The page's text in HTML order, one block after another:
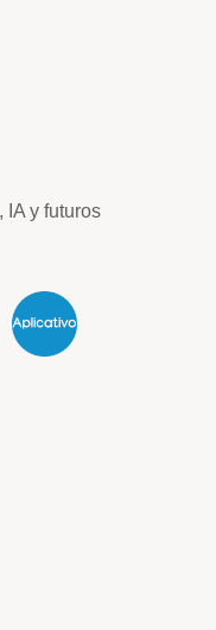
IA y futuros